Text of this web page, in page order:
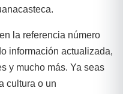
la referencia número
información actualizada,
y mucho más. Ya seas
cultura o un